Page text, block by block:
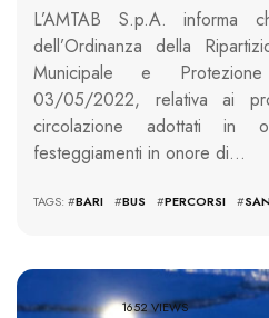
L’AMTAB S.p.A. informa
dell’Ordinanza della
Municipale e
03/05/2022, relativa ai
circolazione adottati in
festeggiamenti in onore di…
TAGS: #BARI #BUS #PERCORSI #
1652 VIEWS